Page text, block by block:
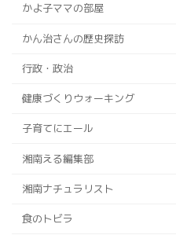
かよ子ママの部屋
かん治さんの歴史探訪
行政・政治
健康づくりウォーキング
子育てにエール
湘南える編集部
湘南ナチュラリスト
食のトビラ